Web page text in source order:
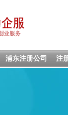
浦东注册公司 注